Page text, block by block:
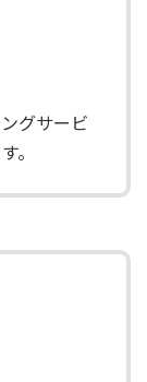
グサービ
。